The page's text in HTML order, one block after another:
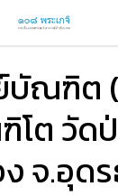
บัณฑิต
ต วัด
จ.อุด